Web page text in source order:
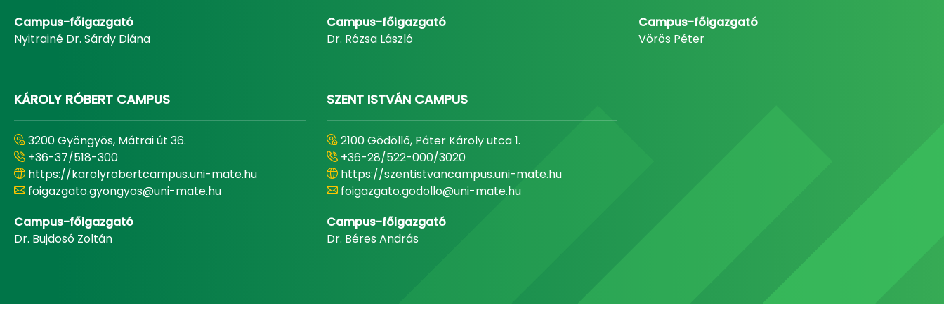
Campus-főigazgató
Nyitrainé Dr. Sárdy Diána
Campus-főigazgató
Dr. Rózsa László
Campus-főigazgató
Vörös Péter
KÁROLY RÓBERT CAMPUS
3200 Gyöngyös, Mátrai út 36.
+36-37/518-300
https://karolyrobertcampus.uni-mate.hu
foigazgato.gyongyos@uni-mate.hu
Campus-főigazgató
Dr. Bujdosó Zoltán
SZENT ISTVÁN CAMPUS
2100 Gödöllő, Páter Károly utca 1.
+36-28/522-000/3020
https://szentistvancampus.uni-mate.hu
foigazgato.godollo@uni-mate.hu
Campus-főigazgató
Dr. Béres András